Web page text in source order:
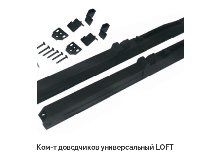
Ком-т доводчиков универсальный LOFT